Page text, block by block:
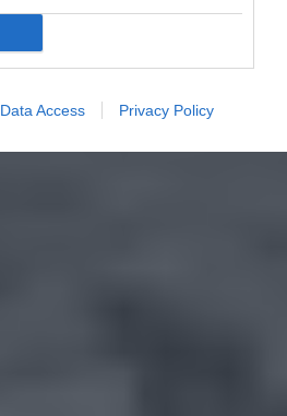
Data Access Privacy Policy